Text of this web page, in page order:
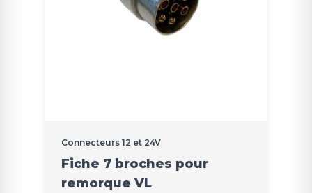
Connecteurs 12 et 24V
Fiche 7 broches pour
remorque VL